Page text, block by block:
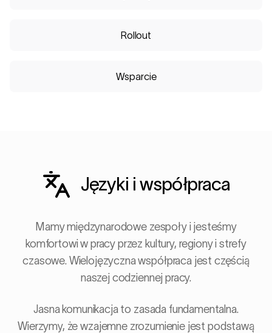
Rollout
Wsparcie
Języki i współpraca
Mamy międzynarodowe zespoły i jesteśmy
komfortowi w pracy przez kultury, regiony i strefy
czasowe. Wielojęzyczna współpraca jest częścią
naszej codziennej pracy.
Jasna komunikacja to zasada fundamentalna.
Wierzymy, że wzajemne zrozumienie jest podstawą